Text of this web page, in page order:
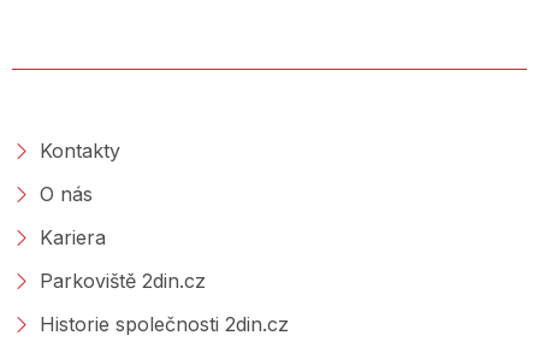
Kontakty
O nás
Kariera
Parkoviště 2din.cz
Historie společnosti 2din.cz